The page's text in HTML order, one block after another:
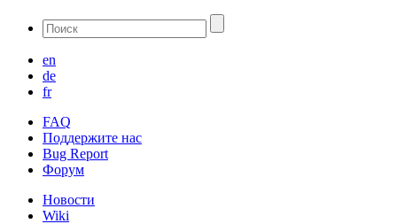
en
de
fr
FAQ
Поддержите нас
Bug Report
Форум
Новости
Wiki